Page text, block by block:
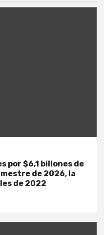
por $6,1 billones de
de 2026, la
de 2022